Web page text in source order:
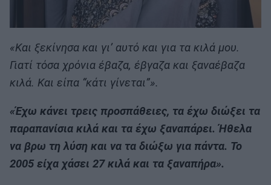
«Και ξεκίνησα και γι’ αυτό και για τα κιλά μου.
Γιατί τόσα χρόνια έβαζα, έβγαζα και ξαναέβαζα
κιλά. Και είπα “κάτι γίνεται”».
«Έχω κάνει τρεις προσπάθειες, τα έχω διώξει τα
παραπανίσια κιλά και τα έχω ξαναπάρει. Ήθελα
να βρω τη λύση και να τα διώξω για πάντα. Το
2005 είχα χάσει 27 κιλά και τα ξαναπήρα».